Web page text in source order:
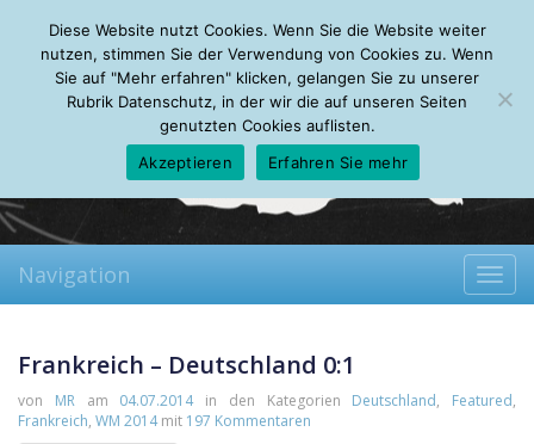
Friday, 07.08.2026
Mein Account
About Autoren Leseempfehlungen FAQ
Navigation
Frankreich – Deutschland 0:1
von MRam 04.07.2014in den Kategorien Deutschland, Featured,
Frankreich, WM 2014mit 197 Kommentaren
Diese Website nutzt Cookies. Wenn Sie die Website weiter
nutzen, stimmen Sie der Verwendung von Cookies zu. Wenn
Sie auf "Mehr erfahren" klicken, gelangen Sie zu unserer
Rubrik Datenschutz, in der wir die auf unseren Seiten
genutzten Cookies auflisten.
Akzeptieren
Erfahren Sie mehr